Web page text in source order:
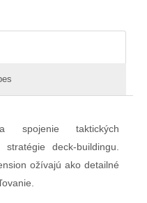
spojenie taktických
deck-buildingu.
ožívajú ako detailné